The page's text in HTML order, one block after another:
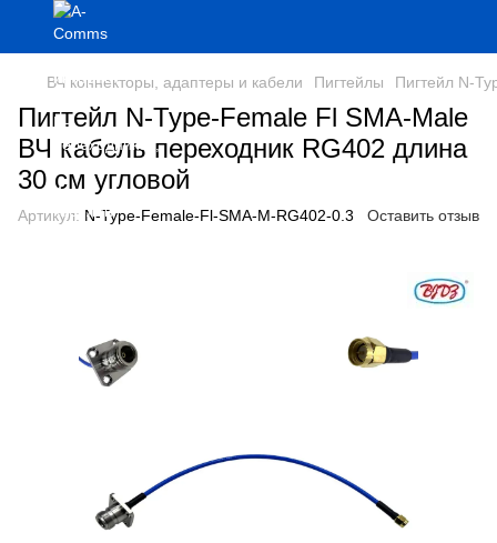
ВЧ коннекторы, адаптеры и кабели Пигтейлы Пигтейл N-
Пигтейл N-Type-Female Fl SMA-Male
ВЧ кабель переходник RG402 длина
30 см угловой
Артикул: N-Type-Female-Fl-SMA-M-RG402-0.3 Оставить отзыв